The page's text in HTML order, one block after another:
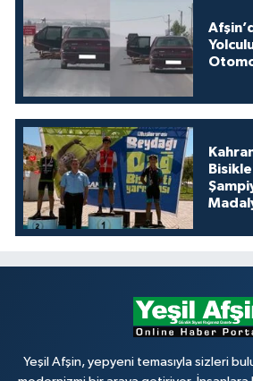
Yeşil Afşin, yepyeni temasıyla sizleri